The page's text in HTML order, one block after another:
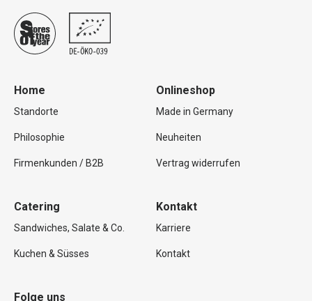
Home
Standorte
Philosophie
Firmenkunden / B2B
Onlineshop
Made in Germany
Neuheiten
Vertrag widerrufen
Catering
Sandwiches, Salate & Co.
Kuchen & Süsses
Kontakt
Karriere
Kontakt
Folge uns